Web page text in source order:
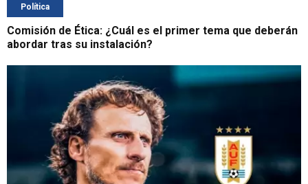
Política
Comisión de Ética: ¿Cuál es el primer tema que deberán
abordar tras su instalación?